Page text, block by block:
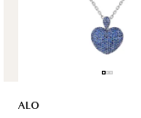
tel.: +420 773
zítra otevřeno
ALO
ALO